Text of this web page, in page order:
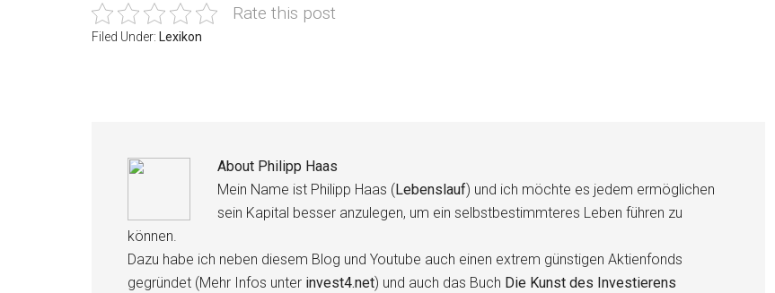
Rate this post
Filed Under: Lexikon
About Philipp Haas
Mein Name ist Philipp Haas (Lebenslauf) und ich möchte es jedem ermöglichen
sein Kapital besser anzulegen, um ein selbstbestimmteres Leben führen zu
können.
Dazu habe ich neben diesem Blog und Youtube auch einen extrem günstigen Aktienfonds
gegründet (Mehr Infos unter invest4.net) und auch das Buch Die Kunst des Investierens